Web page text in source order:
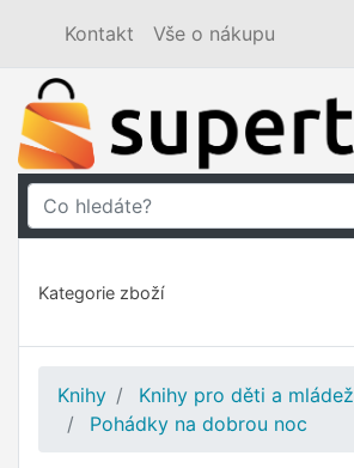
Kontakt Vše o nákupu
Kategorie zboží
Knihy Knihy pro děti a mládež
Pohádky na dobrou noc